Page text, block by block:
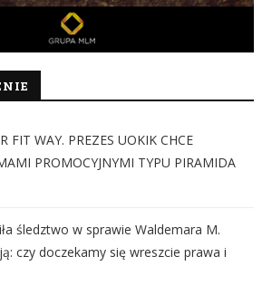
FIT WAY. PREZES UOKIK CHCE
PROMOCYJNYMI TYPU PIRAMIDA
śledztwo w sprawie Waldemara M.
czy doczekamy się wreszcie prawa i